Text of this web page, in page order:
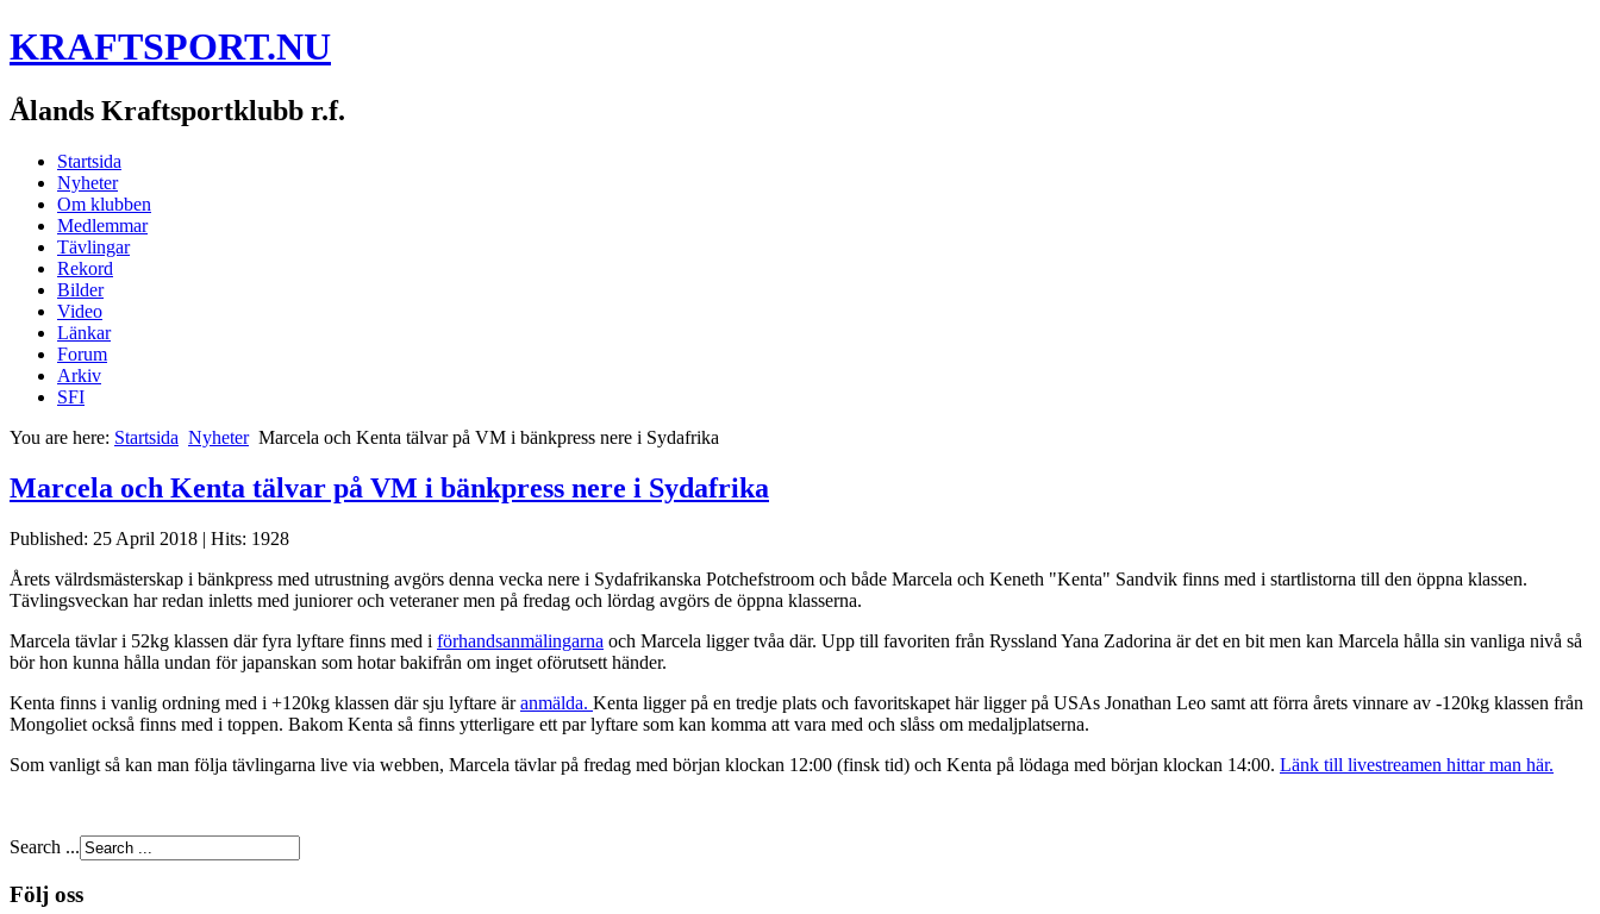
KRAFTSPORT.NU
Ålands Kraftsportklubb r.f.
Startsida
Nyheter
Om klubben
Medlemmar
Tävlingar
Rekord
Bilder
Video
Länkar
Forum
Arkiv
SFI
You are here: Startsida Nyheter Marcela och Kenta tälvar på VM i bänkpress nere i Sydafrika
Marcela och Kenta tälvar på VM i bänkpress nere i Sydafrika
Published: 25 April 2018 | Hits: 1928
Årets välrdsmästerskap i bänkpress med utrustning avgörs denna vecka nere i Sydafrikanska Potchefstroom och både Marcela och Keneth "Kenta" Sandvik finns med i startlistorna till den öppna klassen.
Tävlingsveckan har redan inletts med juniorer och veteraner men på fredag och lördag avgörs de öppna klasserna.
Marcela tävlar i 52kg klassen där fyra lyftare finns med i förhandsanmälingarna och Marcela ligger tvåa där. Upp till favoriten från Ryssland Yana Zadorina är det en bit men kan Marcela hålla sin vanliga nivå så
bör hon kunna hålla undan för japanskan som hotar bakifrån om inget oförutsett händer.
Kenta finns i vanlig ordning med i +120kg klassen där sju lyftare äranmälda. Kenta ligger på en tredje plats och favoritskapet här ligger på USAs Jonathan Leo samt att förra årets vinnare av -120kg klassen från
Mongoliet också finns med i toppen. Bakom Kenta så finns ytterligare ett par lyftare som kan komma att vara med och slåss om medaljplatserna.
Som vanligt så kan man följa tävlingarna live via webben, Marcela tävlar på fredag med början klockan 12:00 (finsk tid) och Kenta på lödaga med början klockan 14:00. Länk till livestreamen hittar man här.
Search ...
Följ oss